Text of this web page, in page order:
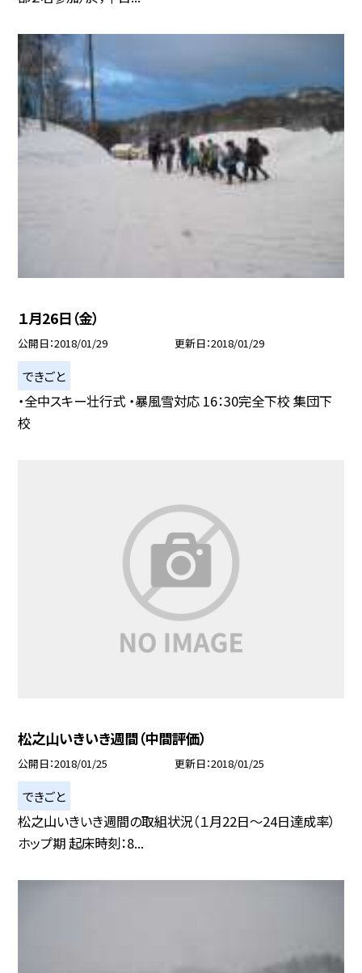
１月26日（金）
公開日 2018/01/29 更新日 2018/01/29
できごと
・全中スキー壮行式 ・暴風雪対応 16：30完全下校 集団下
校
松之山いきいき週間（中間評価）
公開日 2018/01/25 更新日 2018/01/25
できごと
松之山いきいき週間の取組状況（１月22日〜24日達成率）
ホップ期 起床時刻：8...